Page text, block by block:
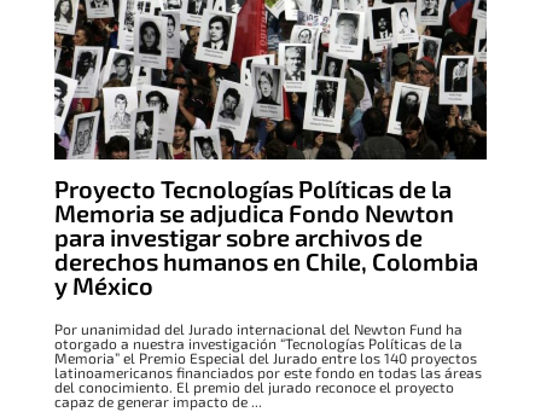
Proyecto Tecnologías Políticas de la
Memoria se adjudica Fondo Newton
para investigar sobre archivos de
derechos humanos en Chile, Colombia
y México
Por unanimidad del Jurado internacional del Newton Fund ha
otorgado a nuestra investigación “Tecnologías Políticas de la
Memoria” el Premio Especial del Jurado entre los 140 proyectos
latinoamericanos financiados por este fondo en todas las áreas
del conocimiento. El premio del jurado reconoce el proyecto
capaz de generar impacto de ...